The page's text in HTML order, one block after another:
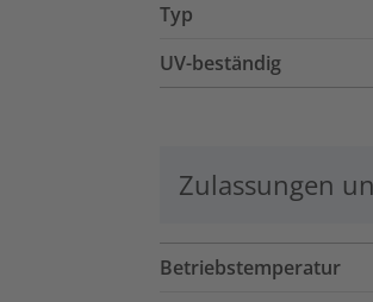
Typ
UV-beständig
Zulassungen
Betriebstemperatur